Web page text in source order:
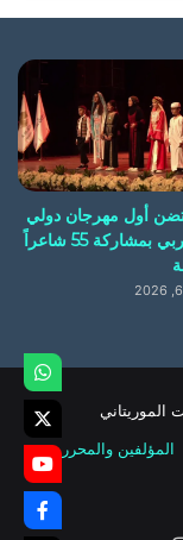
أول مهرجان دولي
للشعر العربي بمشاركة 55 شاعراً
المؤلفين والمحررين